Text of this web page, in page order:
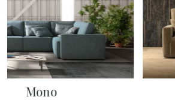
Mono